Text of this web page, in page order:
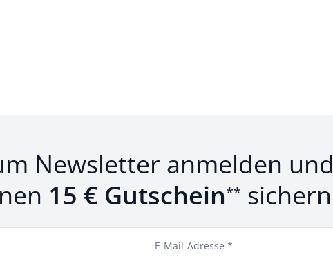
Newsletter anmelden und
15 € Gutschein** sichern
E-Mail-Adresse *